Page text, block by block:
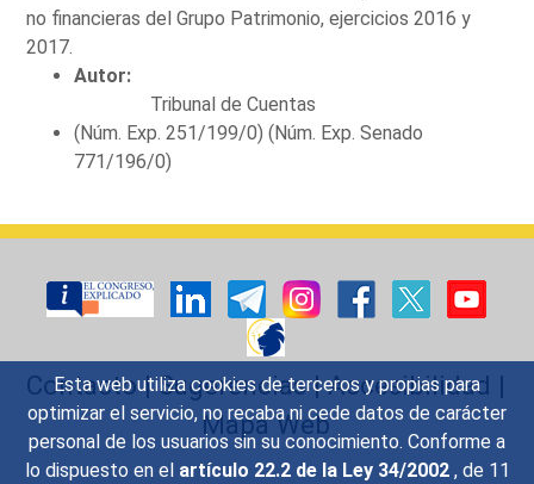
Esta web utiliza cookies de terceros y propias para
optimizar el servicio, no recaba ni cede datos de carácter
personal de los usuarios sin su conocimiento. Conforme a
lo dispuesto en el artículo 22.2 de la Ley 34/2002 , de 11
no financieras del Grupo Patrimonio, ejercicios 2016 y
2017.
Autor:
Tribunal de Cuentas
(Núm. Exp. 251/199/0) (Núm. Exp. Senado
771/196/0)
Contacto|Sugerencias|Accesibilidad |
Mapa Web